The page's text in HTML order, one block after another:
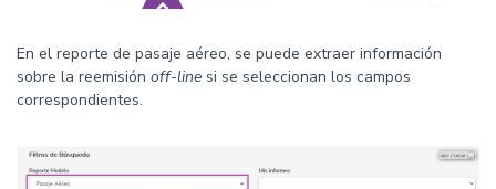
En el reporte de pasaje aéreo, se puede extraer información
sobre la reemisión off-line si se seleccionan los campos
correspondientes.